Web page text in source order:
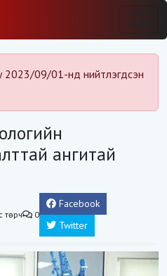
2023/09/01-нд нийтлэгдсэн
ангитай
төрч 0
Facebook
Twitter